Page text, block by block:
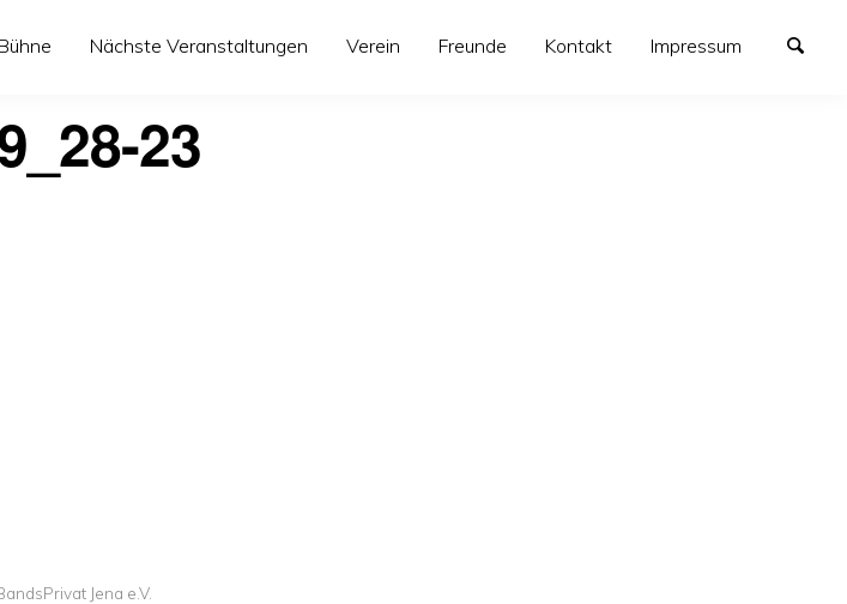
Nächste Veranstaltungen Verein Freunde Kontakt Impressum
23
Jena e.V.